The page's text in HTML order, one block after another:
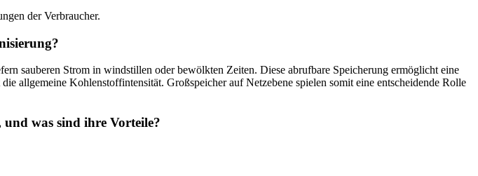
der Verbraucher.
sauberen Strom in windstillen oder bewölkten Zeiten. Diese abrufbare Speicherung ermöglicht eine
allgemeine Kohlenstoffintensität. Großspeicher auf Netzebene spielen somit eine entscheidende Rolle
was sind ihre Vorteile?